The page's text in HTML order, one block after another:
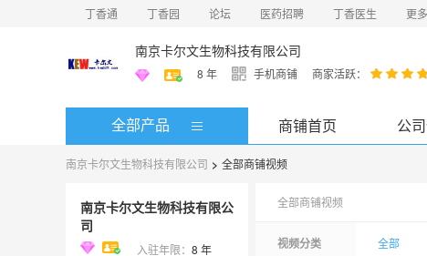
丁香通 丁香园 论坛 医药招聘 丁香医生 更多
南京卡尔文生物科技有限公司
8 年 手机商铺 商家活跃：
全部产品 商铺首页 公
南京卡尔文生物科技有限公司 > 全部商铺视频
南京卡尔文生物科技有限公
司
入驻年限： 8 年
全部商铺视频
视频分类 全部